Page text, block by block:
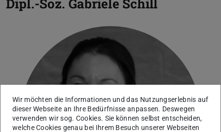
Bild: HDA
Wir möchten die Informationen und das Nutzungserlebnis auf
dieser Webseite an Ihre Bedürfnisse anpassen. Deswegen
verwenden wir sog. Cookies. Sie können selbst entscheiden,
welche Cookies genau bei Ihrem Besuch unserer Webseiten